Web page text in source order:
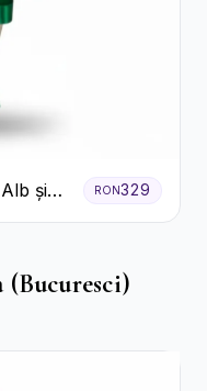
și
RON329